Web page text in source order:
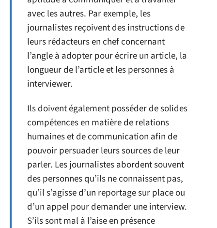
avec les autres. Par exemple, les
journalistes reçoivent des instructions de
leurs rédacteurs en chef concernant
l’angle à adopter pour écrire un article, la
longueur de l’article et les personnes à
interviewer.
Ils doivent également posséder de solides
compétences en matière de relations
humaines et de communication afin de
pouvoir persuader leurs sources de leur
parler. Les journalistes abordent souvent
des personnes qu’ils ne connaissent pas,
qu’il s’agisse d’un reportage sur place ou
d’un appel pour demander une interview.
S’ils sont mal à l’aise en présence